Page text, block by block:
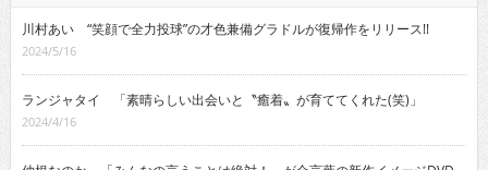
川村あい “笑顔で全力投球”の才色兼備グラドルが復帰作をリリース!!
2024/5/16
ランジャタイ 「素晴らしい出会いと〝癒着〟が育ててくれた(笑)」
2024/4/16